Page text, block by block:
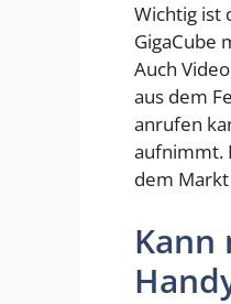
Wichtig ist
GigaCube
Auch
aus dem
anrufen
aufnimmt.
dem
Kann